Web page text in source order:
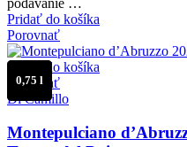
Pridať do košíka
Porovnať
Pridať do košíka
Porovnať
Di Camillo
Montepulciano
0,75 l